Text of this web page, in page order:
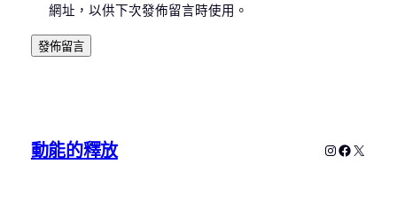
網址，以供下次發佈留言時使用。
動能的釋放 Instagram
X